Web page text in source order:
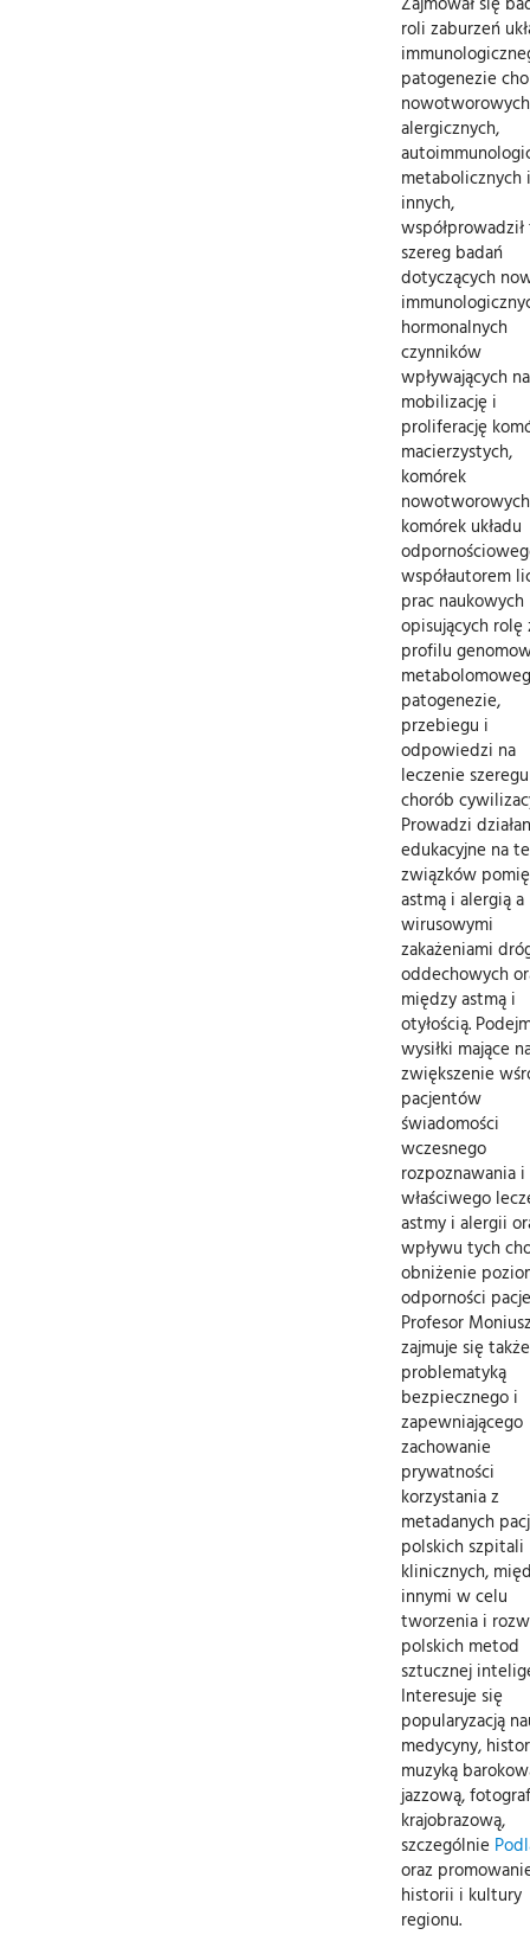
roli zaburzeń
patogenezie
alergicznych,
metabolicznych i
innych,
szereg badań
dotyczących
hormonalnych
czynników
wpływających na
mobilizację i
proliferację
macierzystych,
komórek
komórek układu
współautorem
prac naukowych
opisujących rolę
profilu
patogenezie,
przebiegu i
odpowiedzi na
leczenie szeregu
chorób
Prowadzi
edukacyjne na
związków
astmą i alergią a
wirusowymi
zakażeniami
oddechowych
między astmą i
otyłością.
wysiłki mające
zwiększenie
pacjentów
świadomości
wczesnego
rozpoznawania i
właściwego
astmy i alergii
wpływu tych
obniżenie
odporności
Profesor
zajmuje się także
problematyką
bezpiecznego i
zapewniającego
zachowanie
prywatności
korzystania z
metadanych
polskich szpitali
klinicznych,
innymi w celu
tworzenia i
polskich metod
sztucznej
Interesuje się
popularyzacją
medycyny,
muzyką
jazzową,
krajobrazową,
szczególnie
oraz
historii i kultury
regionu.